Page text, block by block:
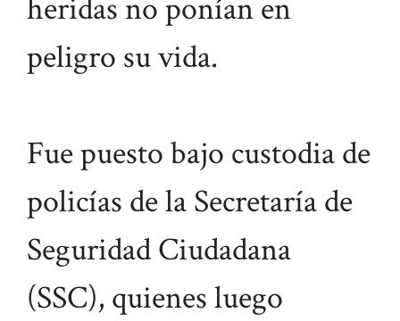
heridas no ponían en
peligro su vida.
Fue puesto bajo custodia de
policías de la Secretaría de
Seguridad Ciudadana
(SSC), quienes luego